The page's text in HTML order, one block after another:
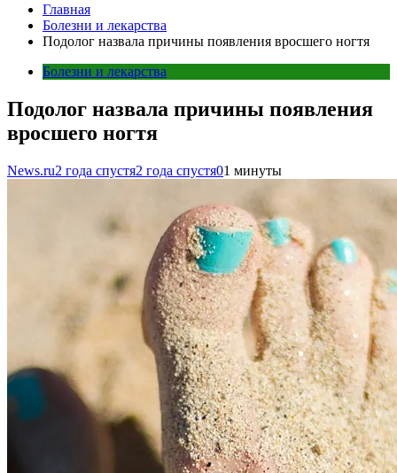
Главная
Болезни и лекарства
Подолог назвала причины появления вросшего ногтя
Болезни и лекарства
Подолог назвала причины появления
вросшего ногтя
News.ru2 года спустя2 года спустя01 минуты